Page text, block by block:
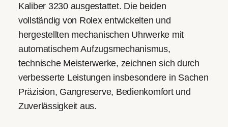
Kaliber 3230 ausgestattet. Die beiden
vollständig von Rolex entwickelten und
hergestellten mechanischen Uhrwerke mit
automatischem Aufzugsmechanismus,
technische Meisterwerke, zeichnen sich durch
verbesserte Leistungen insbesondere in Sachen
Präzision, Gangreserve, Bedienkomfort und
Zuverlässigkeit aus.